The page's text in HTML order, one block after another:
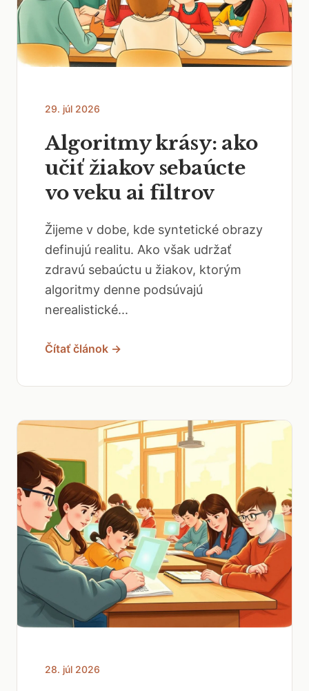
29. júl 2026
Algoritmy krásy: ako
učiť žiakov sebaúcte
vo veku ai filtrov
Žijeme v dobe, kde syntetické obrazy
definujú realitu. Ako však udržať
zdravú sebaúctu u žiakov, ktorým
algoritmy denne podsúvajú
nerealistické...
Čítať článok →
28. júl 2026